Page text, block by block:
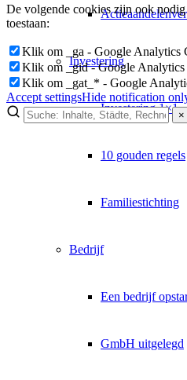
Investering
Investering 1×1
10 gouden regels
Familiestichting
Bedrijf
Een bedrijf
GmbH uitgelegd
De volgende cookies zijn ook
toestaan:
Klik om _ga - Google Analytics
Klik om _gid - Google Analytics
Klik om _gat_* - Google
Accept settingsHide notification
×